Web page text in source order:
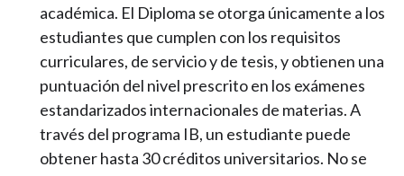
académica. El Diploma se otorga únicamente a los
estudiantes que cumplen con los requisitos
curriculares, de servicio y de tesis, y obtienen una
puntuación del nivel prescrito en los exámenes
estandarizados internacionales de materias. A
través del programa IB, un estudiante puede
obtener hasta 30 créditos universitarios. No se